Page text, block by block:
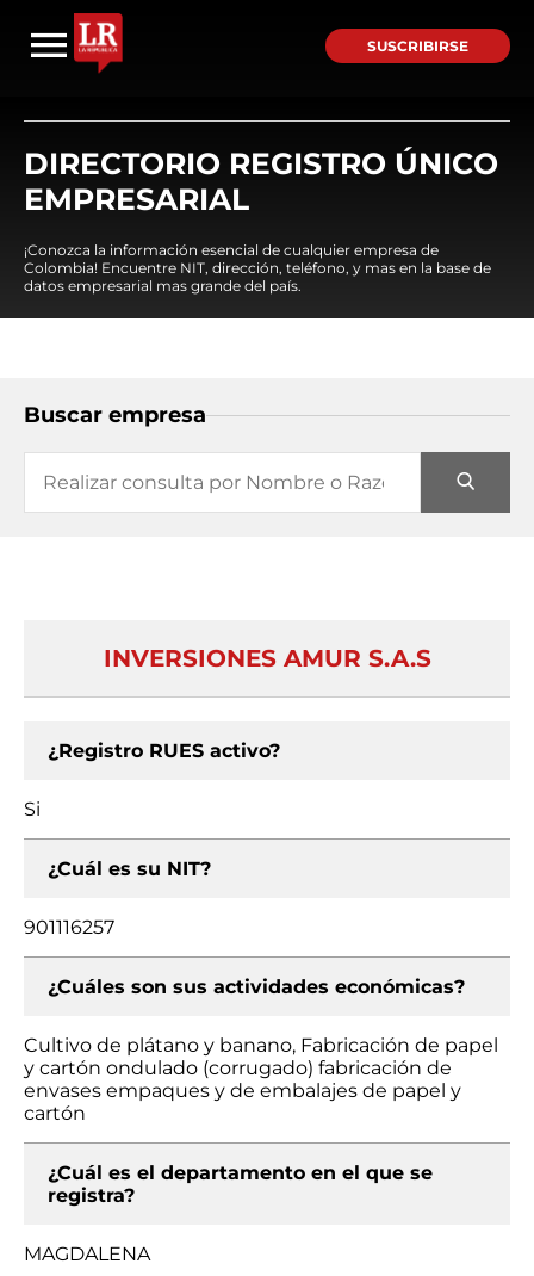
SUSCRIBIRSE
DIRECTORIO REGISTRO ÚNICO
EMPRESARIAL
¡Conozca la información esencial de cualquier empresa de
Colombia! Encuentre NIT, dirección, teléfono, y mas en la base de
datos empresarial mas grande del país.
Buscar empresa
INVERSIONES AMUR S.A.S
¿Registro RUES activo?
Si
¿Cuál es su NIT?
901116257
¿Cuáles son sus actividades económicas?
Cultivo de plátano y banano, Fabricación de papel
y cartón ondulado (corrugado) fabricación de
envases empaques y de embalajes de papel y
cartón
¿Cuál es el departamento en el que se
registra?
MAGDALENA